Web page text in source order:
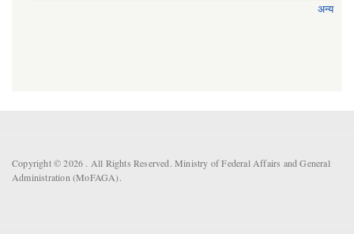
अन्य
Copyright © 2026 . All Rights Reserved. Ministry of Federal Affairs and General
Administration (MoFAGA).